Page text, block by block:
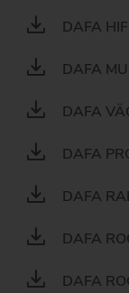
DAFA
DAFA
DAFA
DAFA
DAFA
DAFA
DAFA